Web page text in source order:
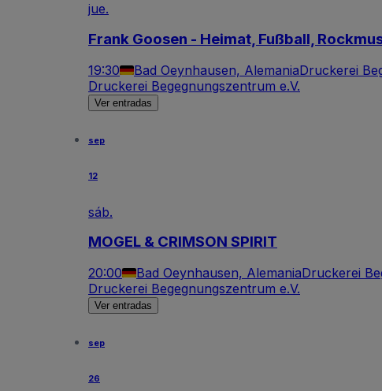
jue.
Frank Goosen - Heimat, Fußball,
19:30 Bad Oeynhausen, AlemaniaDruckerei
Druckerei Begegnungszentrum e.V.
Ver entradas
sep
12
sáb.
MOGEL & CRIMSON SPIRIT
20:00 Bad Oeynhausen, AlemaniaDruckerei
Druckerei Begegnungszentrum e.V.
Ver entradas
sep
26